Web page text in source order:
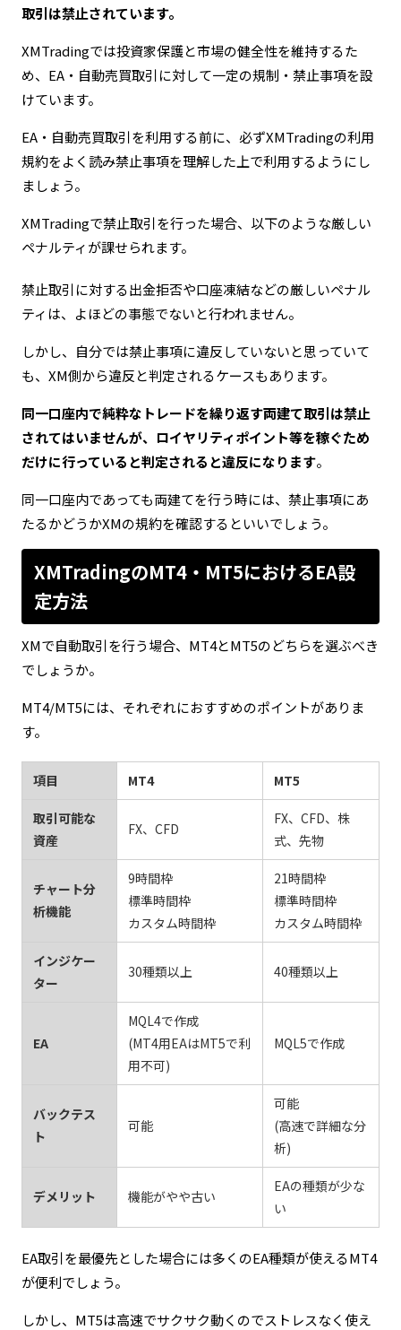
取引は禁止されています。
XMTradingでは投資家保護と市場の健全性を維持するた
め、EA・自動売買取引に対して一定の規制・禁止事項を設
けています。
EA・自動売買取引を利用する前に、必ずXMTradingの利用
規約をよく読み禁止事項を理解した上で利用するようにし
ましょう。
XMTradingで禁止取引を行った場合、以下のような厳しい
ペナルティが課せられます。
禁止取引に対する出金拒否や口座凍結などの厳しいペナル
ティは、よほどの事態でないと行われません。
しかし、自分では禁止事項に違反していないと思っていて
も、XM側から違反と判定されるケースもあります。
同一口座内で純粋なトレードを繰り返す両建て取引は禁止
されてはいませんが、ロイヤリティポイント等を稼ぐため
だけに行っていると判定されると違反になります。
同一口座内であっても両建てを行う時には、禁止事項にあ
たるかどうかXMの規約を確認するといいでしょう。
XMTradingのMT4・MT5におけるEA設
定方法
XMで自動取引を行う場合、MT4とMT5のどちらを選ぶべき
でしょうか。
MT4/MT5には、それぞれにおすすめのポイントがありま
す。
項目 MT4 MT5
取引可能な
資産
FX、CFD
FX、CFD、株
式、先物
チャート分
析機能
9時間枠
標準時間枠
カスタム時間枠
21時間枠
標準時間枠
カスタム時間枠
インジケー
ター
30種類以上 40種類以上
EA
MQL4で作成
(MT4用EAはMT5で利
用不可)
MQL5で作成
バックテス
ト
可能
可能
(高速で詳細な分
析)
デメリット 機能がやや古い
EAの種類が少な
い
EA取引を最優先とした場合には多くのEA種類が使えるMT4
が便利でしょう。
しかし、MT5は高速でサクサク動くのでストレスなく使え